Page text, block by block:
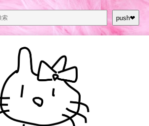
push❤︎